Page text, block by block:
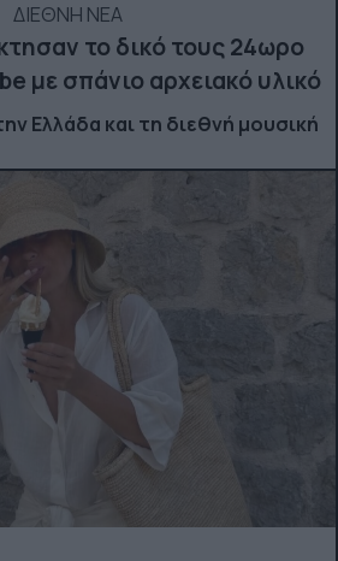
ΔΙΕΘΝΗ ΝΕΑ
το δικό τους 24ωρο
με σπάνιο αρχειακό υλικό
Ελλάδα και τη διεθνή μουσική